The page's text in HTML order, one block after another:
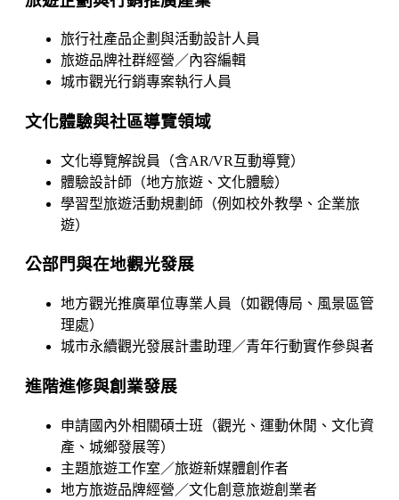
旅行社產品企劃與活動設計人員
旅遊品牌社群經營／內容編輯
城市觀光行銷專案執行人員
文化體驗與社區導覽領域
文化導覽解說員（含AR/VR互動導覽）
體驗設計師（地方旅遊、文化體驗）
學習型旅遊活動規劃師（例如校外教學、企業旅
遊）
公部門與在地觀光發展
地方觀光推廣單位專業人員（如觀傳局、風景區管
理處）
城市永續觀光發展計畫助理／青年行動實作參與者
進階進修與創業發展
申請國內外相關碩士班（觀光、運動休閒、文化資
產、城鄉發展等）
主題旅遊工作室／旅遊新媒體創作者
地方旅遊品牌經營／文化創意旅遊創業者